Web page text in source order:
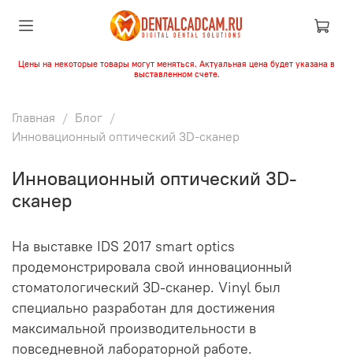
Цены на некоторые товары могут меняться. Актуальная цена будет указана в
выставленном счете.
Главная
Блог
Инновационный оптический 3D-сканер
Инновационный оптический 3D-
сканер
На выставке IDS 2017 smart optics
продемонстрировала свой инновационный
стоматологический 3D-сканер. Vinyl был
специально разработан для достижения
максимальной производительности в
повседневной лабораторной работе.